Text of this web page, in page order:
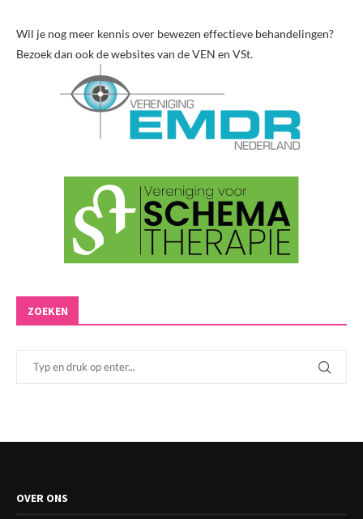
Wil je nog meer kennis over bewezen effectieve behandelingen?
Bezoek dan ook de websites van de VEN en VSt.
ZOEKEN
OVER ONS